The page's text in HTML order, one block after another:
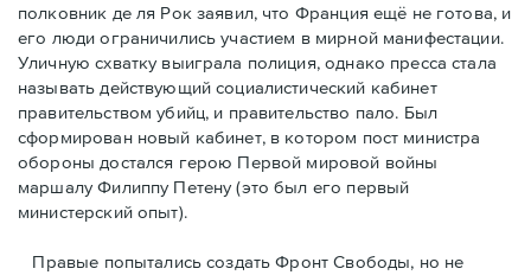
полковник де ля Рок заявил, что Франция ещё не готова, и
его люди ограничились участием в мирной манифестации.
Уличную схватку выиграла полиция, однако пресса стала
называть действующий социалистический кабинет
правительством убийц, и правительство пало. Был
сформирован новый кабинет, в котором пост министра
обороны достался герою Первой мировой войны
маршалу Филиппу Петену (это был его первый
министерский опыт).
Правые пoпытались создать Фронт Свободы, но не